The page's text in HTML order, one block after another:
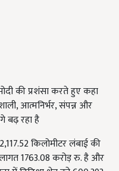
की प्रशंसा करते हुए कहा
आत्मनिर्भर, संपन्न और
बढ़ रहा है
किलोमीटर लंबाई की
1763.08 करोड़ रु. है और